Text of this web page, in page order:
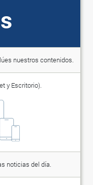
nuestros contenidos.
y Escritorio).
noticias del día.